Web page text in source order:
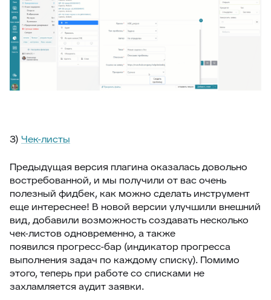
3) Чек-листы
Предыдущая версия плагина оказалась довольно
востребованной, и мы получили от вас очень
полезный фидбек, как можно сделать инструмент
еще интереснее! В новой версии улучшили внешний
вид, добавили возможность создавать несколько
чек-листов одновременно, а также
появился прогресс-бар (индикатор прогресса
выполнения задач по каждому списку). Помимо
этого, теперь при работе со списками не
захламляется аудит заявки.